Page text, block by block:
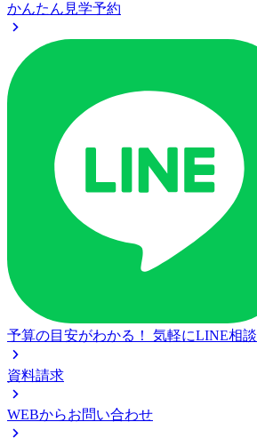
かんたん見学予約
予算の目安がわかる！ 気軽にLINE相談
資料請求
WEBからお問い合わせ